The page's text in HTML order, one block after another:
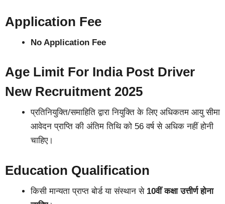
Application Fee
No Application Fee
Age Limit For India Post Driver
New Recruitment 2025
प्रतिनियुक्ति/समाहिति द्वारा नियुक्ति के लिए अधिकतम आयु सीमा
आवेदन प्राप्ति की अंतिम तिथि को 56 वर्ष से अधिक नहीं होनी
चाहिए।
Education Qualification
किसी मान्यता प्राप्त बोर्ड या संस्थान से 10वीं कक्षा उत्तीर्ण होना